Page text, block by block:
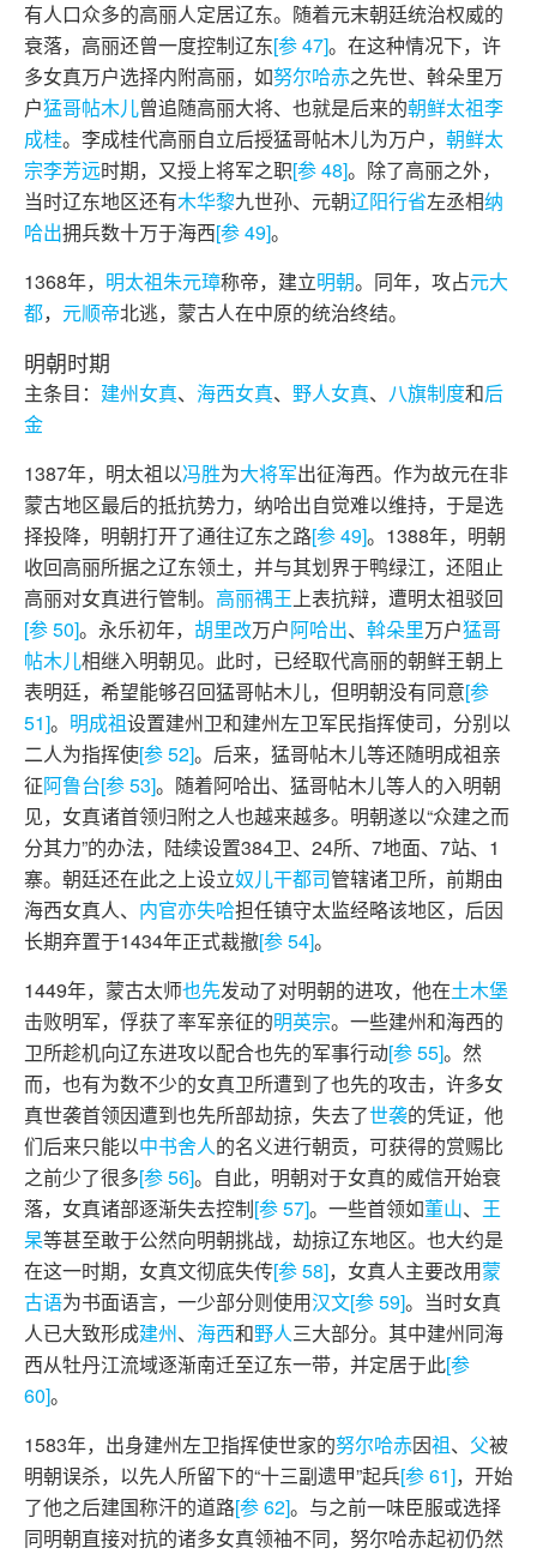
有人口众多的高丽人定居辽东。随着元末朝廷统治权威的
衰落，高丽还曾一度控制辽东[参 47]。在这种情况下，许
多女真万户选择内附高丽，如努尔哈赤之先世、斡朵里万
户猛哥帖木儿曾追随高丽大将、也就是后来的朝鲜太祖李
成桂。李成桂代高丽自立后授猛哥帖木儿为万户， 朝鲜太
宗李芳远时期，又授上将军之职[参 48]。除了高丽之外，
当时辽东地区还有木华黎九世孙、元朝辽阳行省左丞相纳
哈出拥兵数十万于海西[参 49]。
1368年， 明太祖朱元璋称帝，建立明朝。同年，攻占元大
都， 元顺帝北逃，蒙古人在中原的统治终结。
明朝时期
主条目： 建州女真、 海西女真、 野人女真、 八旗制度和后
金
1387年，明太祖以冯胜为大将军出征海西。作为故元在非
蒙古地区最后的抵抗势力，纳哈出自觉难以维持，于是选
择投降，明朝打开了通往辽东之路[参 49]。1388年，明朝
收回高丽所据之辽东领土，并与其划界于鸭绿江，还阻止
高丽对女真进行管制。 高丽禑王上表抗辩，遭明太祖驳回
[参 50]。永乐初年， 胡里改万户阿哈出、 斡朵里万户猛哥
帖木儿相继入明朝见。此时，已经取代高丽的朝鲜王朝上
表明廷，希望能够召回猛哥帖木儿，但明朝没有同意[参
51]。 明成祖设置建州卫和建州左卫军民指挥使司，分别以
二人为指挥使[参 52]。后来，猛哥帖木儿等还随明成祖亲
征阿鲁台[参 53]。随着阿哈出、猛哥帖木儿等人的入明朝
见，女真诸首领归附之人也越来越多。明朝遂以“众建之而
分其力”的办法，陆续设置384卫、24所、7地面、7站、1
寨。朝廷还在此之上设立奴儿干都司管辖诸卫所，前期由
海西女真人、 内官亦失哈担任镇守太监经略该地区，后因
长期弃置于1434年正式裁撤[参 54]。
1449年，蒙古太师也先发动了对明朝的进攻，他在土木堡
击败明军，俘获了率军亲征的明英宗。一些建州和海西的
卫所趁机向辽东进攻以配合也先的军事行动[参 55]。然
而，也有为数不少的女真卫所遭到了也先的攻击，许多女
真世袭首领因遭到也先所部劫掠，失去了世袭的凭证，他
们后来只能以中书舍人的名义进行朝贡，可获得的赏赐比
之前少了很多[参 56]。自此，明朝对于女真的威信开始衰
落，女真诸部逐渐失去控制[参 57]。一些首领如董山、 王
杲等甚至敢于公然向明朝挑战，劫掠辽东地区。也大约是
在这一时期，女真文彻底失传[参 58]，女真人主要改用蒙
古语为书面语言，一少部分则使用汉文[参 59]。当时女真
人已大致形成建州、 海西和野人三大部分。其中建州同海
西从牡丹江流域逐渐南迁至辽东一带，并定居于此[参
60]。
1583年，出身建州左卫指挥使世家的努尔哈赤因祖、 父被
明朝误杀，以先人所留下的“十三副遗甲”起兵[参 61]，开始
了他之后建国称汗的道路[参 62]。与之前一味臣服或选择
同明朝直接对抗的诸多女真领袖不同，努尔哈赤起初仍然